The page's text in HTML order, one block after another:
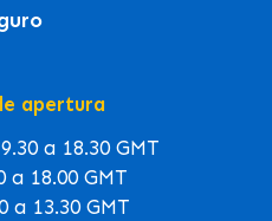
apertura
a 18.30 GMT
a 18.00 GMT
a 13.30 GMT